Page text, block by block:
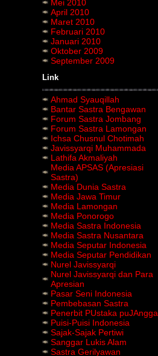
Mei 2010
April 2010
Maret 2010
Februari 2010
Januari 2010
Oktober 2009
September 2009
Link
Ahmad Syauqillah
Bantar Sastra Bengawan
Forum Sastra Jombang
Forum Sastra Lamongan
Ichsa Chusnul Chotimah
Javissyarqi Muhammada
Lathifa Akmaliyah
Media APSAS (Apresiasi
Sastra)
Media Dunia Sastra
Media Jawa Timur
Media Lamongan
Media Ponorogo
Media Sastra Indonesia
Media Sastra Nusantara
Media Seputar Indonesia
Media Seputar Pendidikan
Nurel Javissyarqi
Nurel Javissyarqi dan Para
Apresian
Pasar Seni Indonesia
Pembebasan Sastra
Penerbit PUstaka puJAngga
Puisi-Puisi Indonesia
Sajak-Sajak Pertiwi
Sanggar Lukis Alam
Sastra Gerilyawan